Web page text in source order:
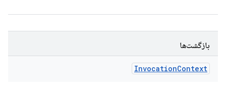
بازگشت‌ها
InvocationContext